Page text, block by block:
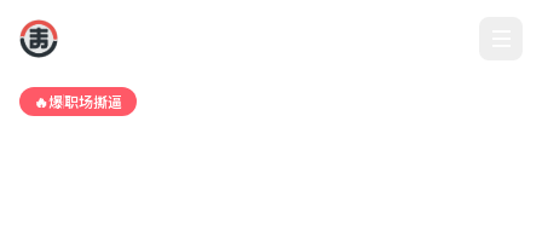
🔥爆职场撕逼